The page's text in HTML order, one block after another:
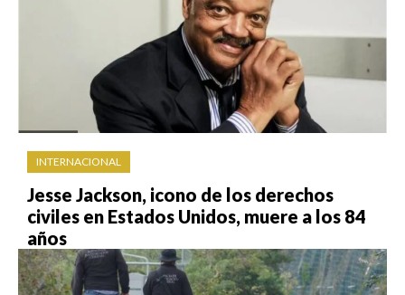
INTERNACIONAL
Jesse Jackson, icono de los derechos
civiles en Estados Unidos, muere a los 84
años